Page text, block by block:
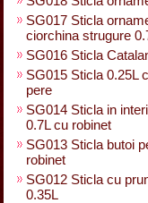
SG017 Sticla
ciorchina strugure
SG016 Sticla
SG015 Sticla 0.25L
pere
SG014 Sticla in
0.7L cu robinet
SG013 Sticla butoi
robinet
SG012 Sticla cu
0.35L